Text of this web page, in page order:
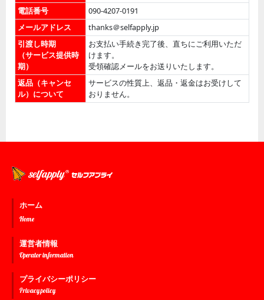
電話番号
090-4207-0191
メールアドレス
thanks＠selfapply.jp
引渡し時期
（サービス提供時
期）
お支払い手続き完了後、直ちにご利用いただ
けます。
受領確認メールをお送りいたします。
返品（キャンセ
ル）について
サービスの性質上、返品・返金はお受けして
おりません。
ホーム
Home
運営者情報
Operator information
プライバシーポリシー
Privacy policy